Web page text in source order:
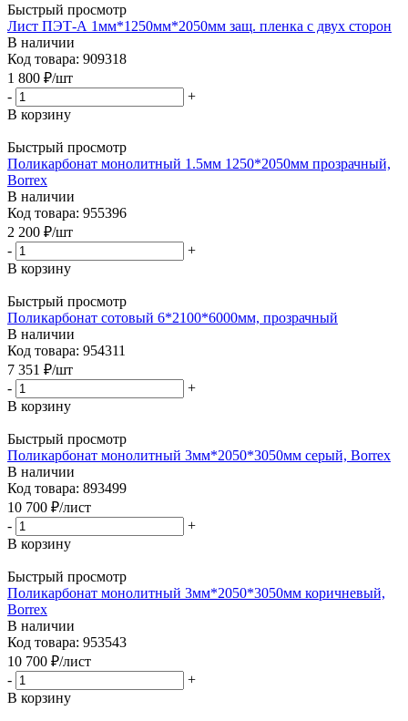
Быстрый просмотр
Лист ПЭТ-А 1мм*1250мм*2050мм защ. пленка с двух сторон
В наличии
Код товара: 909318
1 800 ₽/шт
-
+
В корзину
Быстрый просмотр
Поликарбонат монолитный 1.5мм 1250*2050мм прозрачный,
Borrex
В наличии
Код товара: 955396
2 200 ₽/шт
-
+
В корзину
Быстрый просмотр
Поликарбонат сотовый 6*2100*6000мм, прозрачный
В наличии
Код товара: 954311
7 351 ₽/шт
-
+
В корзину
Быстрый просмотр
Поликарбонат монолитный 3мм*2050*3050мм серый, Borrex
В наличии
Код товара: 893499
10 700 ₽/лист
-
+
В корзину
Быстрый просмотр
Поликарбонат монолитный 3мм*2050*3050мм коричневый,
Borrex
В наличии
Код товара: 953543
10 700 ₽/лист
-
+
В корзину